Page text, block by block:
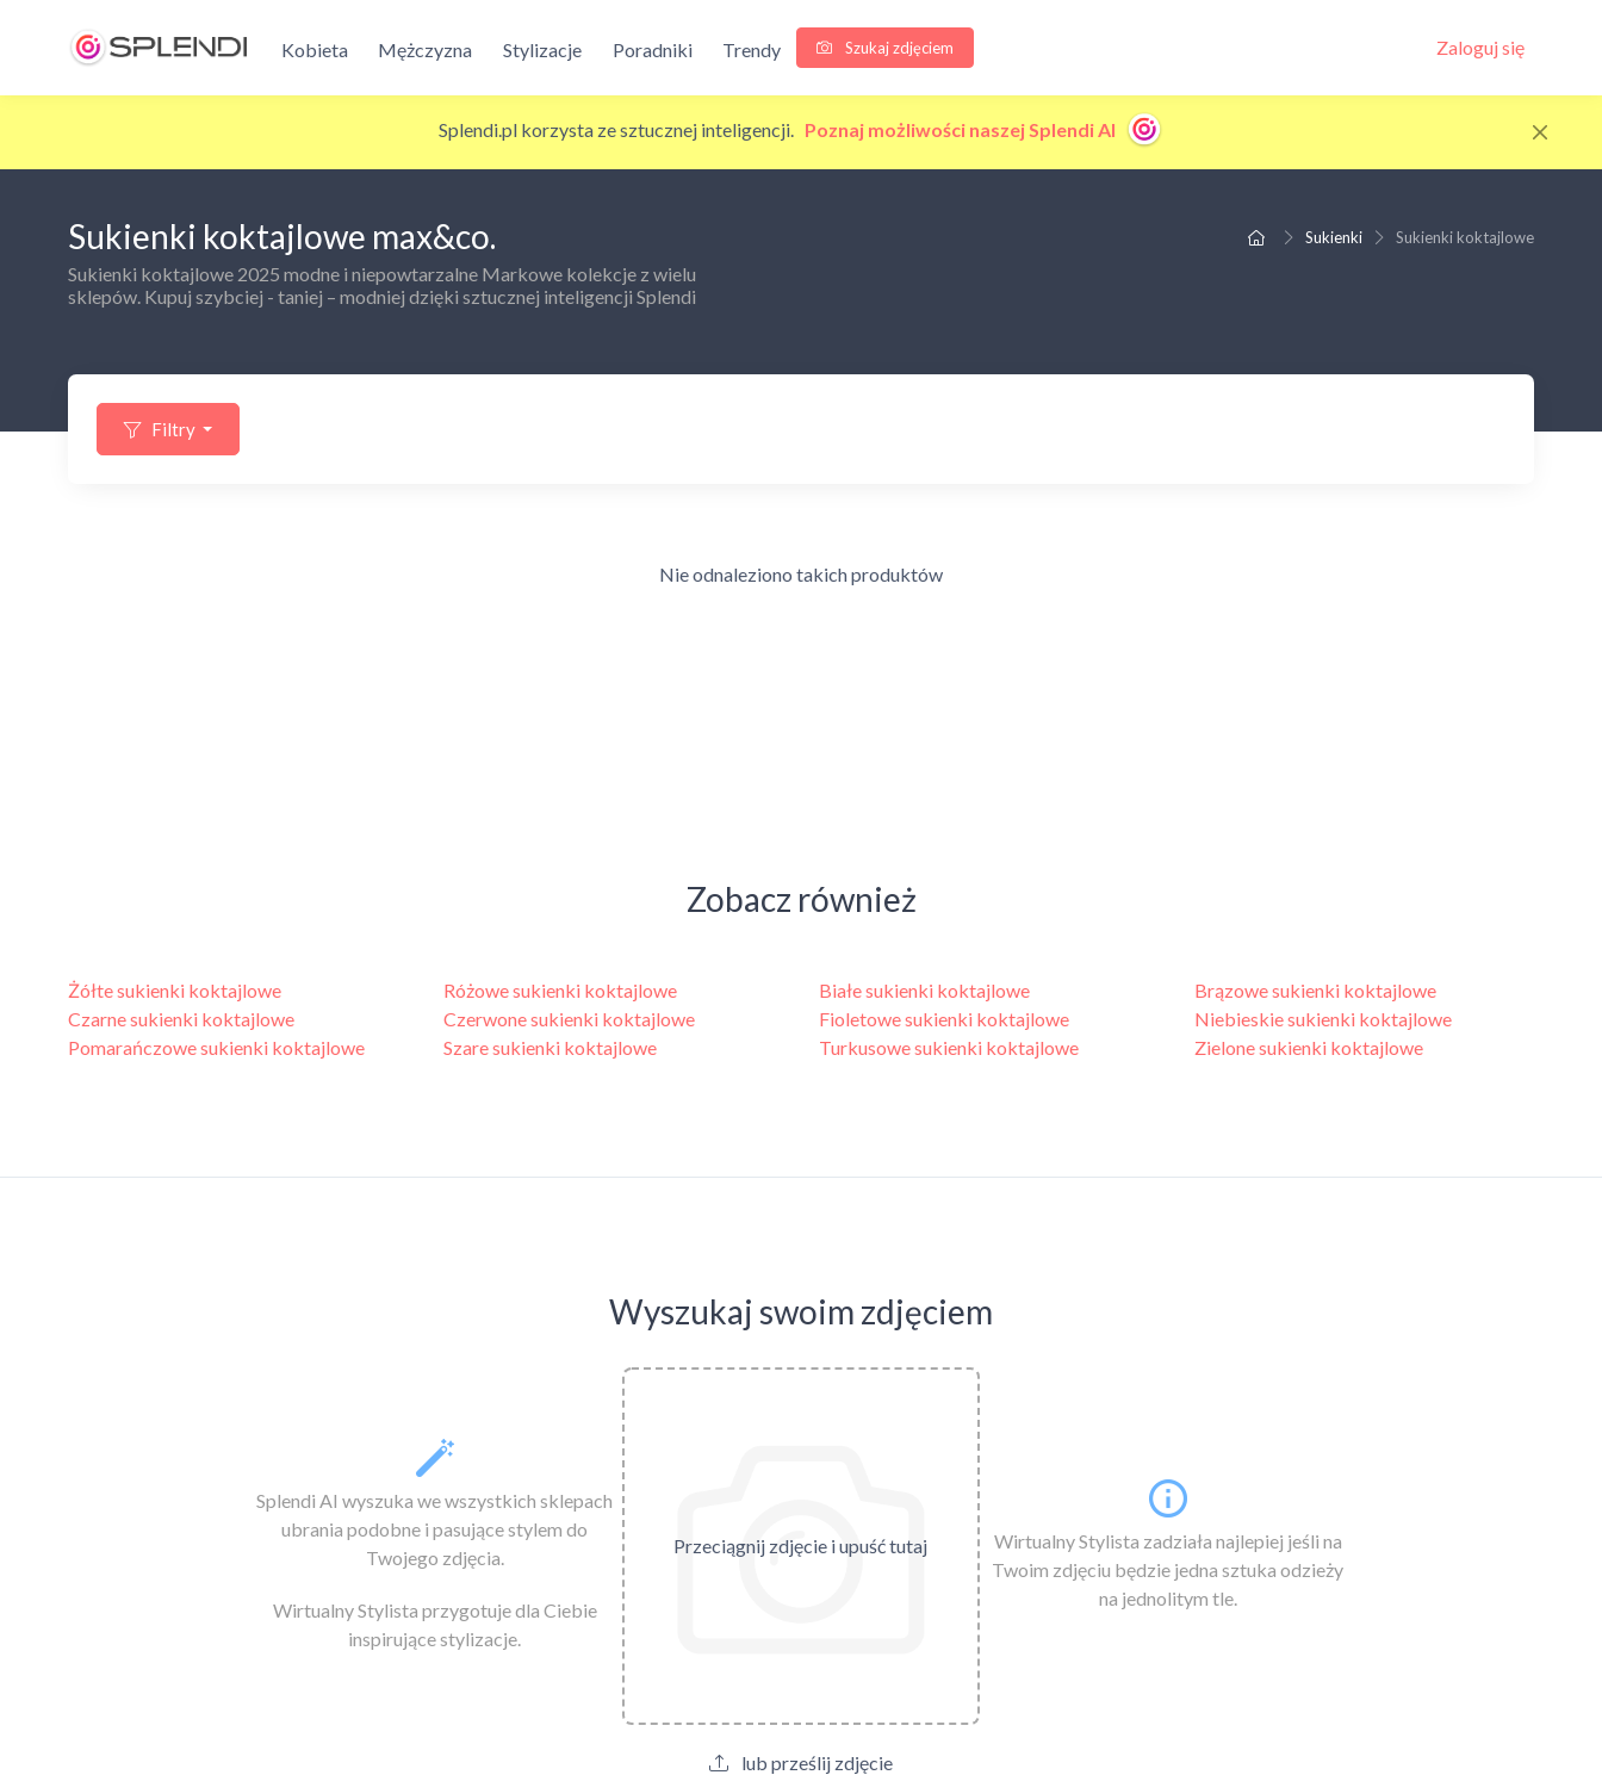
Kobieta Mężczyzna Stylizacje Poradniki Trendy Szukaj zdjęciem Zaloguj się
Splendi.pl korzysta ze sztucznej inteligencji. Poznaj możliwości naszej Splendi AI
Sukienki Sukienki koktajlowe
Sukienki koktajlowe max&co.
Sukienki koktajlowe 2025 modne i niepowtarzalne Markowe kolekcje z wielu
sklepów. Kupuj szybciej - taniej – modniej dzięki sztucznej inteligencji Splendi
Filtry
Nie odnaleziono takich produktów
Zobacz również
Żółte sukienki koktajlowe Różowe sukienki koktajlowe Białe sukienki koktajlowe
Brązowe sukienki koktajlowe
Czarne sukienki koktajlowe
Czerwone sukienki koktajlowe Fioletowe sukienki koktajlowe
Niebieskie sukienki koktajlowe
Pomarańczowe sukienki koktajlowe
Szare sukienki koktajlowe Turkusowe sukienki koktajlowe Zielone sukienki koktajlowe
Wyszukaj swoim zdjęciem
Splendi AI wyszuka we wszystkich sklepach
ubrania podobne i pasujące stylem do
Twojego zdjęcia.
Wirtualny Stylista przygotuje dla Ciebie
inspirujące stylizacje.
Wirtualny Stylista zadziała najlepiej jeśli na
Twoim zdjęciu będzie jedna sztuka odzieży
na jednolitym tle.
Przeciągnij zdjęcie i upuść tutaj
lub prześlij zdjęcie